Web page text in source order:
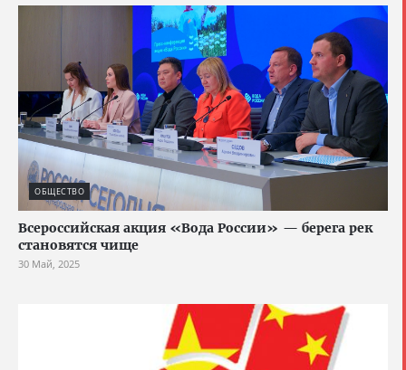
ОБЩЕСТВО
Всероссийская акция «Вода России» — берега рек
становятся чище
30 Май, 2025